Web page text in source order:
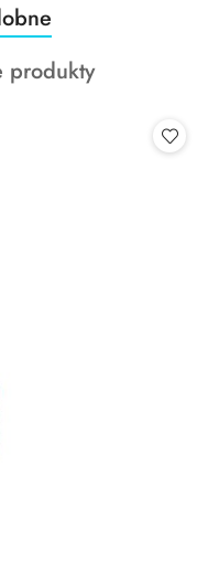
produkty